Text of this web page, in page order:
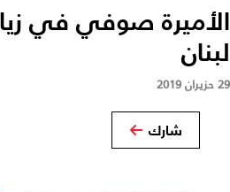
الأميرة صوفي في
لبنان
29 حزيران 2019
شارك